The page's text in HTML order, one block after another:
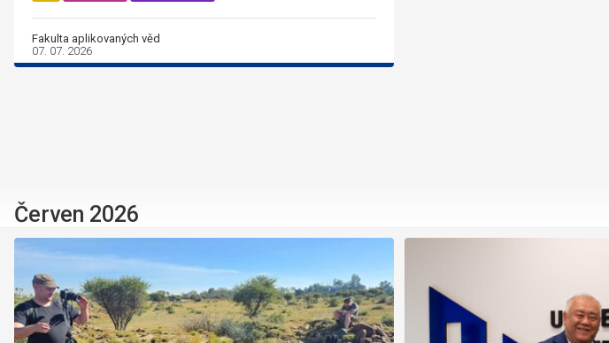
Fakulta aplikovaných věd
07. 07. 2026
Červen 2026